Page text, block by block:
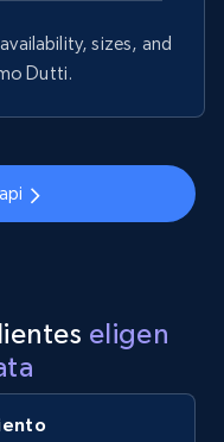
sizes, and
Dutti.
eligen